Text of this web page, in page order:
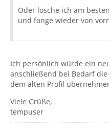
Oder lösche ich am
und fange wieder von
Ich persönlich würde ein
anschließend bei Bedarf
dem alten Profil
Viele Grüße,
tempuser